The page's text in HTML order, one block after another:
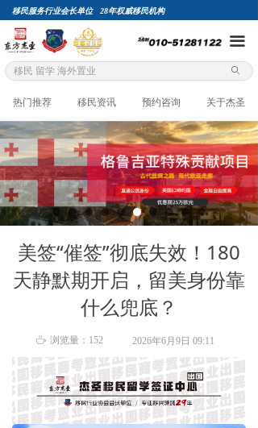
移民服务行业会长单位 28年权威移民机构
끀
ꄙ
热门推荐 移民资讯 预约咨询 关于杰圣
美签“催签”彻底失效！180
天静默期开启，留美身份靠
什么兜底？
2026年6月9日 09:11
ꄘ 浏览量： 152